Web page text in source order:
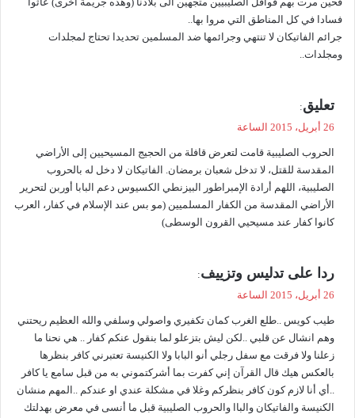
فسادا في كل المناطق التي مروا بها..
جرائم الفاتيكان لا تنتهي وجرائمها ضد المسلمين تحديدا تحتاج لمجلدات
ومجلدات..
ي
ل
تعليق:
26 أبريل، 2015 الساعة
الحروب الصليبية قامت لتعرض قافلة من الحجيج المسيحيين إلى الأراضي
المقدسة للقتل، لا تدخل شعبان برمضان. الفاتيكان لا دخل له بالحروب
الصليبية، اللهم أرادة الإمبراطور البيزنطي الكسيوس دعم البابا أوربن لتحرير
الأراضي المقدسة من الكفار المسلميين (مو بس عند الإسلام في كفار، العرب
كانوا كفار عند مسيحيي القرون الوسطى)
ل
ردا على تدليس وتزييف:
26 أبريل، 2015 الساعة
طيب كويس ..طلع الغرب كمان تكفيري واصولي وسلفي والله العظيم ريحتني
وهم انشال عن قلبي ..لكن ليش بتزعلو لما بنقول عنكم كفار .. هي نحنا ما
زعلنا ولا فرقت مع سفل رجلي أنو البابا ولا الكنيسة تعتبرني كافر بنظرها
بالعكس هيك قال القرآن إني كفرت بما أشركتموني به من قبل سامع يا كافر
..أي أنا لازم كون كافر بنظركم وغلا في مشكلة عندي او عندكم ..المهم منشان
الكنيسة والفاتيكان والباا والحروب الصليبية قبل ما أنسى في معرض بهدلتك